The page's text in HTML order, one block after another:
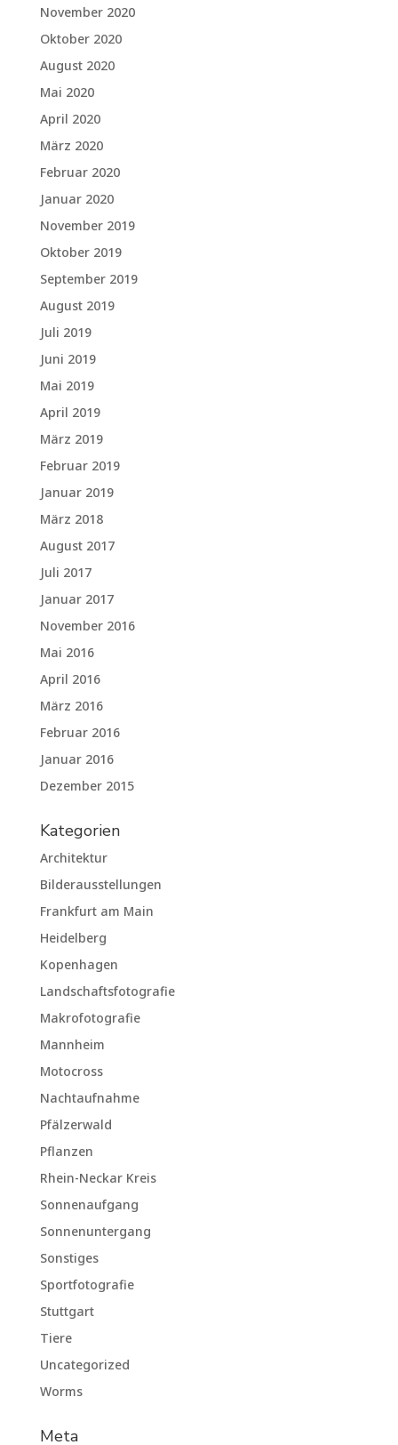
November 2020
Oktober 2020
August 2020
Mai 2020
April 2020
März 2020
Februar 2020
Januar 2020
November 2019
Oktober 2019
September 2019
August 2019
Juli 2019
Juni 2019
Mai 2019
April 2019
März 2019
Februar 2019
Januar 2019
März 2018
August 2017
Juli 2017
Januar 2017
November 2016
Mai 2016
April 2016
März 2016
Februar 2016
Januar 2016
Dezember 2015
Kategorien
Architektur
Bilderausstellungen
Frankfurt am Main
Heidelberg
Kopenhagen
Landschaftsfotografie
Makrofotografie
Mannheim
Motocross
Nachtaufnahme
Pfälzerwald
Pflanzen
Rhein-Neckar Kreis
Sonnenaufgang
Sonnenuntergang
Sonstiges
Sportfotografie
Stuttgart
Tiere
Uncategorized
Worms
Meta